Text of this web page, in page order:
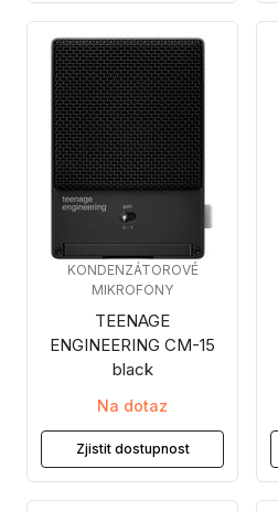
TEENAGE
ENGINEERING CM-15
black
KONDENZÁTOROVÉ
MIKROFONY
Na dotaz
Zjistit dostupnost